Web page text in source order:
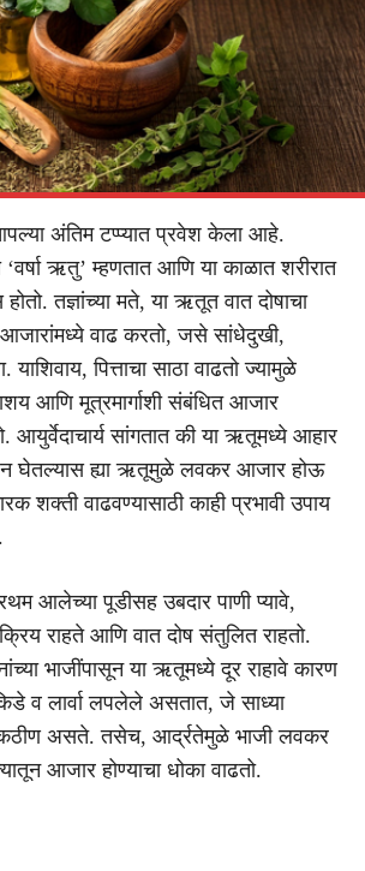
अंतिम टप्प्यात प्रवेश केला आहे.
ऋतु’ म्हणतात आणि या काळात शरीरात
तज्ञांच्या मते, या ऋतूत वात दोषाचा
वाढ करतो, जसे सांधेदुखी,
पित्ताचा साठा वाढतो ज्यामुळे
आणि मूत्रमार्गाशी संबंधित आजार
आयुर्वेदाचार्य सांगतात की या ऋतूमध्ये आहार
न घेतल्यास ह्या ऋतूमुळे लवकर आजार होऊ
शक्ती वाढवण्यासाठी काही प्रभावी उपाय
आलेच्या पूडीसह उबदार पाणी प्यावे,
राहते आणि वात दोष संतुलित राहतो.
भाजींपासून या ऋतूमध्ये दूर राहावे कारण
व लार्वा लपलेले असतात, जे साध्या
कठीण असते. तसेच, आर्द्रतेमुळे भाजी लवकर
आजार होण्याचा धोका वाढतो.